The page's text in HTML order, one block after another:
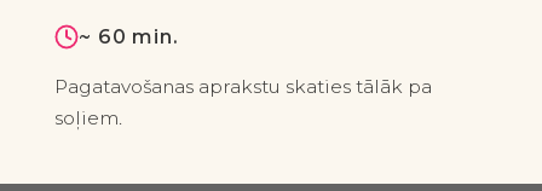
~ 60 min.
Pagatavošanas aprakstu skaties tālāk pa
soļiem.